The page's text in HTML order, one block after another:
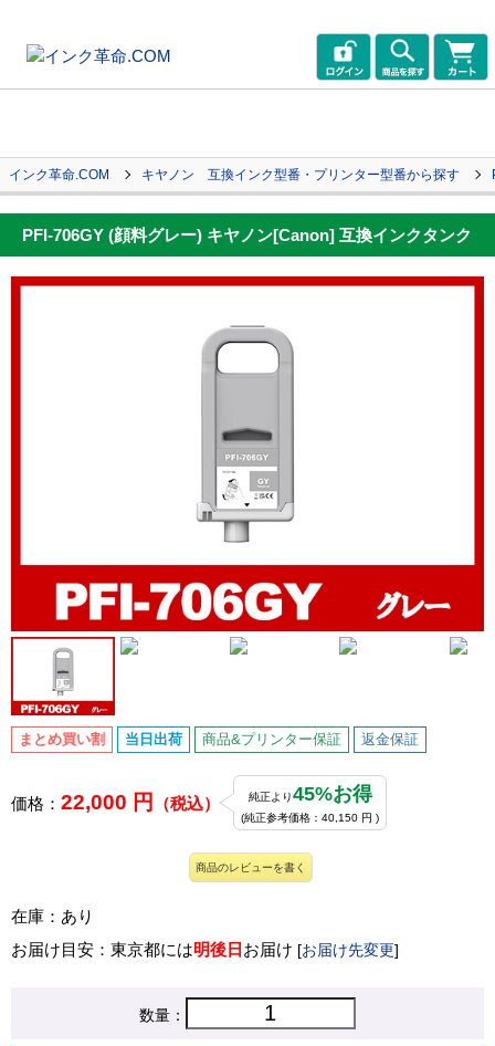
インク革命.COM キヤノン 互換インク型番・プリンター型番から探す
PFI-706GY (顔料グレー) キヤノン[Canon] 互換インクタンク
まとめ買い割 当日出荷 商品&プリンター保証 返金保証
価格： 22,000 円 （税込） 純正より45%お得
(純正参考価格：40,150 円 )
商品のレビューを書く
在庫：あり
お届け目安：東京都には明後日 お届け [お届け先変更]
数量：